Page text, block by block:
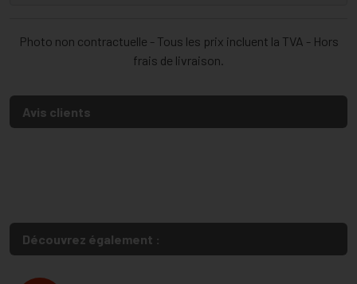
Photo non contractuelle - Tous les prix incluent la TVA - Hors
frais de livraison.
Avis clients
Découvrez également :